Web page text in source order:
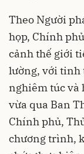
Theo Người
họp, Chính
cảnh thế giới
lường, với tinh
nghiêm túc và
vừa qua Ban
Chính phủ,
chương trình,